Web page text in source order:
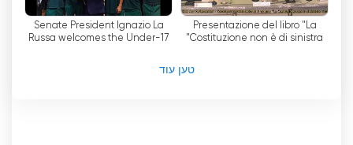
Senato WebTV צפה בסטרימינג בשידור
חי באינטרנט
Presentazione del libro "La
Costituzione non è di sinistra"
Senate President Ignazio La
Russa welcomes the Under-17
טען עוד